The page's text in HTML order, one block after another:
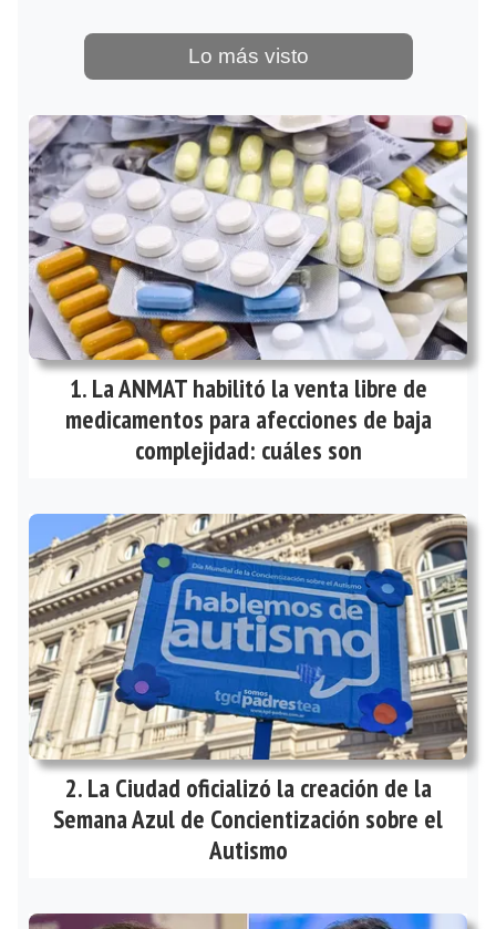
Lo más visto
La ANMAT habilitó la venta libre de
medicamentos para afecciones de baja
complejidad: cuáles son
La Ciudad oficializó la creación de la
Semana Azul de Concientización sobre el
Autismo